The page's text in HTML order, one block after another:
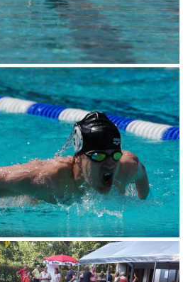
DSC 0102